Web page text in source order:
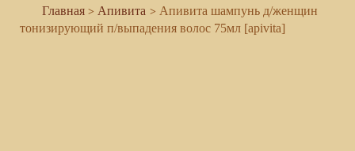
Апивита
Апивита шампунь д/женщин
тонизирующий п/выпадения волос 75мл [apivita]